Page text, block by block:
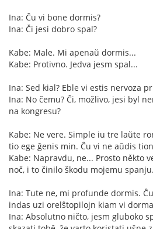
Ina: Ĉu vi bone dormis?
Ina: Či jesi dobro spal?
Kabe: Male. Mi apenaŭ dormis...
Kabe: Protivno. Jedva jesm spal...
Ina: Sed kial? Eble vi estis nervoza
Ina: No čemu? Či, možlivo, jesi byl
na kongresu?
Kabe: Ne vere. Simple iu tre laŭte
tio ege ĝenis min. Ĉu vi ne aŭdis
Kabe: Napravdu, ne... Prosto někto
noč, i to činilo škodu mojemu
Ina: Tute ne, mi profunde dormis.
indas uzi orelŝtopilojn kiam vi
Ina: Absolutno ničto, jesm gluboko